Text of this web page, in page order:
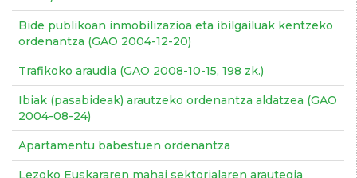
Bide publikoan inmobilizazioa eta ibilgailuak kentzeko
ordenantza (GAO 2004-12-20)
Trafikoko araudia (GAO 2008-10-15, 198 zk.)
Ibiak (pasabideak) arautzeko ordenantza aldatzea (GAO
2004-08-24)
Apartamentu babestuen ordenantza
Lezoko Euskararen mahai sektorialaren arautegia